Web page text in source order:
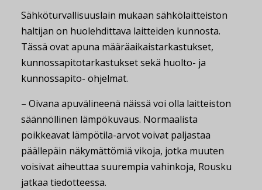
Sähköturvallisuuslain mukaan sähkölaitteiston
haltijan on huolehdittava laitteiden kunnosta.
Tässä ovat apuna määräaikaistarkastukset,
kunnossapitotarkastukset sekä huolto- ja
kunnossapito- ohjelmat.
– Oivana apuvälineenä näissä voi olla laitteiston
säännöllinen lämpökuvaus. Normaalista
poikkeavat lämpötila-arvot voivat paljastaa
päällepäin näkymättömiä vikoja, jotka muuten
voisivat aiheuttaa suurempia vahinkoja, Rousku
jatkaa tiedotteessa.